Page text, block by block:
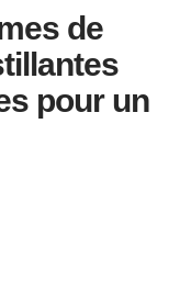
de
pour un